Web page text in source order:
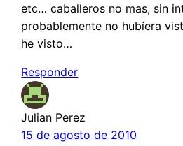
etc… caballeros no mas, sin
probablemente no hubíera
he visto…
Responder
Julian Perez
15 de agosto de 2010